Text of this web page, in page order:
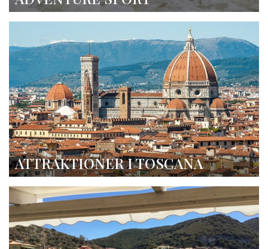
ATTRAKTIONER I TOSCANA